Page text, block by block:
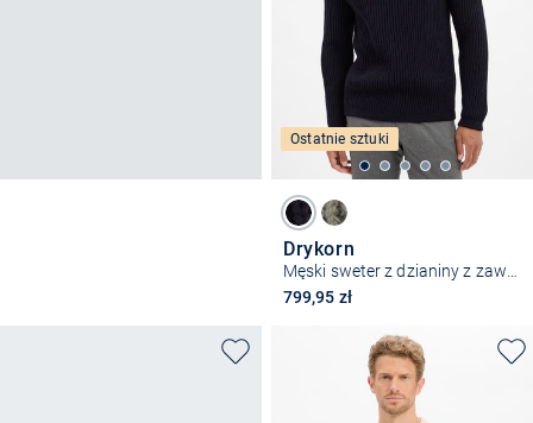
Ostatnie sztuki
Drykorn
Męski sweter z dzianiny z zawartością alpaki - Arvid
799,95 zł